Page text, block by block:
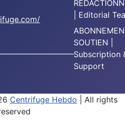
| Editorial
SOUTIEN |
Subscription
Support
Centrifuge Hebdo | All rights